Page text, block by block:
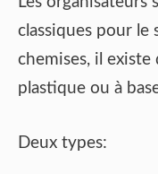
classiques pour le
chemises, il existe
plastique ou à
Deux types: